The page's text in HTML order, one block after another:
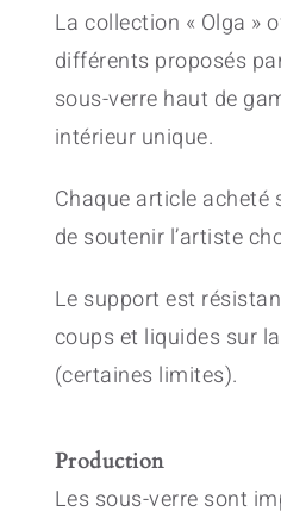
La collection « Olga »
différents proposés
sous-verre haut de
intérieur unique.
Chaque article acheté
de soutenir l’artiste
Le support est
coups et liquides sur
(certaines limites).
Production
Les sous-verre sont